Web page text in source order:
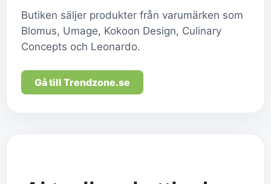
Butiken säljer produkter från varumärken som
Blomus, Umage, Kokoon Design, Culinary
Concepts och Leonardo.
Gå till Trendzone.se